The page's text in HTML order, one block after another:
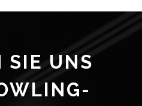
SIE UNS